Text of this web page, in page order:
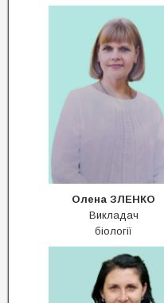
Олена ЗЛЕНКО
Викладач
біології